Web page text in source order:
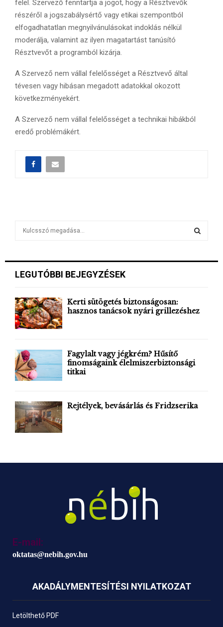
felel. Szervező fenntartja a jogot, hogy a Résztvevők
részéről a jogszabálysértő vagy etikai szempontból
elfogadhatatlan megnyilvánulásokat indoklás nélkül
moderálja, valamint az ilyen magatartást tanúsító
Résztvevőt a programból kizárja.
A Szervező nem vállal felelősséget a Résztvevő által
tévesen vagy hibásan megadott adatokkal okozott
következményekért.
A Szervező nem vállal felelősséget a technikai hibákból
eredő problémákért.
h
o
r
:
R
LEGUTÓBBI BEJEGYZÉSEK
Kerti sütögetés biztonságosan:
hasznos tanácsok nyári grillezéshez
Fagylalt vagy jégkrém? Hűsítő
finomságaink élelmiszerbiztonsági
titkai
Rejtélyek, bevásárlás és Fridzserika
E-mail:
oktatas@nebih.gov.hu
AKADÁLYMENTESÍTÉSI NYILATKOZAT
Letölthető PDF